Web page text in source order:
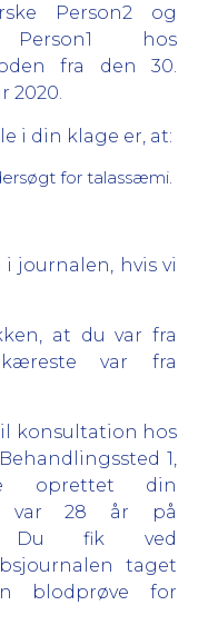
Person2 og
hos
fra den 30.
2020.
i din klage er, at:
for talassæmi.
journalen, hvis vi
at du var fra
var fra
konsultation hos
1,
oprettet din
var 28 år på
Du fik ved
taget
blodprøve for